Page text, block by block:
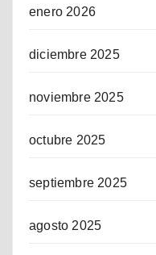
enero 2026
diciembre 2025
noviembre 2025
octubre 2025
septiembre 2025
agosto 2025